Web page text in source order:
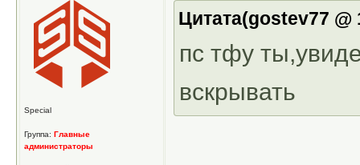
Special
Группа: Главные
администраторы
Цитата(gostev77 @
пс тфу
вскрывать